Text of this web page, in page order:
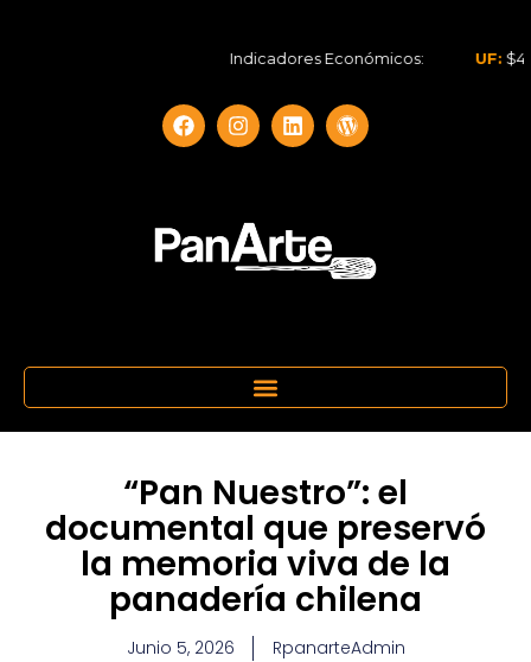
Indicadores Económicos:
“Pan Nuestro”: el
documental que preservó
la memoria viva de la
panadería chilena
Junio 5, 2026 RpanarteAdmin